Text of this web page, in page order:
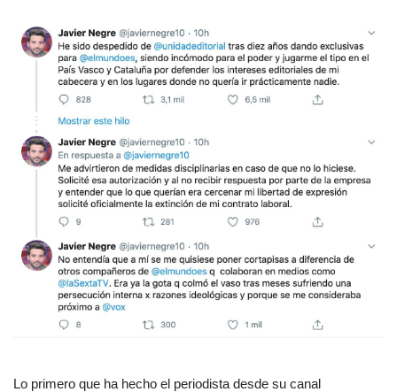
Lo primero que ha hecho el periodista desde su canal